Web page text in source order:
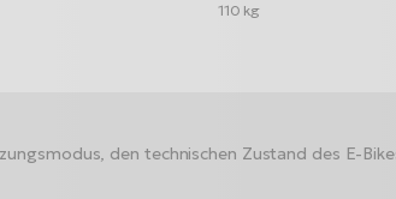
110 kg
den technischen Zustand des E-